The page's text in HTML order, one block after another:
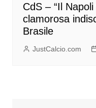
CdS – “Il
clamorosa
Brasile
JustCalcio.com